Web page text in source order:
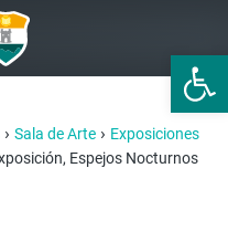
Abrir
› Sala de Arte › Exposiciones
Espejos Nocturnos